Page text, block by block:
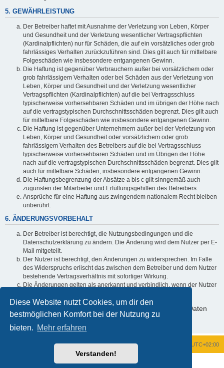
Diese Website nutzt Cookies, um dir den
bestmöglichen Komfort bei der Nutzung zu
bieten. Mehr erfahren
Verstanden!
5. GEWÄHRLEISTUNG
Der Betreiber haftet mit Ausnahme der Verletzung von Leben, Körper
und Gesundheit und der Verletzung wesentlicher Vertragspflichten
(Kardinalpflichten) nur für Schäden, die auf ein vorsätzliches oder grob
fahrlässiges Verhalten zurückzuführen sind. Dies gilt auch für mittelbare
Folgeschäden wie insbesondere entgangenen Gewinn.
Die Haftung ist gegenüber Verbrauchern außer bei vorsätzlichem oder
grob fahrlässigem Verhalten oder bei Schäden aus der Verletzung von
Leben, Körper und Gesundheit und der Verletzung wesentlicher
Vertragspflichten (Kardinalpflichten) auf die bei Vertragsschluss
typischerweise vorhersehbaren Schäden und im übrigen der Höhe nach
auf die vertragstypischen Durchschnittsschäden begrenzt. Dies gilt auch
für mittelbare Folgeschäden wie insbesondere entgangenen Gewinn.
Die Haftung ist gegenüber Unternehmern außer bei der Verletzung von
Leben, Körper und Gesundheit oder vorsätzlichem oder grob
fahrlässigem Verhalten des Betreibers auf die bei Vertragsschluss
typischerweise vorhersehbaren Schäden und im Übrigen der Höhe
nach auf die vertragstypischen Durchschnittsschäden begrenzt. Dies gilt
auch für mittelbare Schäden, insbesondere entgangenen Gewinn.
Die Haftungsbegrenzung der Absätze a bis c gilt sinngemäß auch
zugunsten der Mitarbeiter und Erfüllungsgehilfen des Betreibers.
Ansprüche für eine Haftung aus zwingendem nationalem Recht bleiben
unberührt.
6. ÄNDERUNGSVORBEHALT
Der Betreiber ist berechtigt, die Nutzungsbedingungen und die
Datenschutzerklärung zu ändern. Die Änderung wird dem Nutzer per E-
Mail mitgeteilt.
Der Nutzer ist berechtigt, den Änderungen zu widersprechen. Im Falle
des Widerspruchs erlischt das zwischen dem Betreiber und dem Nutzer
bestehende Vertragsverhältnis mit sofortiger Wirkung.
Die Änderungen gelten als anerkannt und verbindlich, wenn der Nutzer
Informationen über den Umgang mit deinen persönlichen Daten
sind in der Datenschutzerklärung enthalten.
Foren-Übersicht UTC+02:00
Powered by
® Forum Software © phpBB Limited